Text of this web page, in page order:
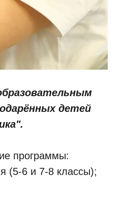
детей
программы:
(5-6 и 7-8 классы);